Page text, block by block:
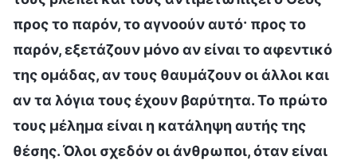
προς το παρόν, το αγνοούν αυτό· προς το
παρόν, εξετάζουν μόνο αν είναι το αφεντικό
της ομάδας, αν τους θαυμάζουν οι άλλοι και
αν τα λόγια τους έχουν βαρύτητα. Το πρώτο
τους μέλημα είναι η κατάληψη αυτής της
θέσης. Όλοι σχεδόν οι άνθρωποι, όταν είναι